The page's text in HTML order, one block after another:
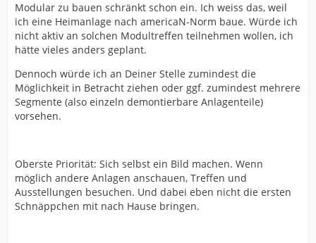
Modular zu bauen schränkt schon ein. Ich weiss das, weil
ich eine Heimanlage nach americaN-Norm baue. Würde ich
nicht aktiv an solchen Modultreffen teilnehmen wollen, ich
hätte vieles anders geplant.
Dennoch würde ich an Deiner Stelle zumindest die
Möglichkeit in Betracht ziehen oder ggf. zumindest mehrere
Segmente (also einzeln demontierbare Anlagenteile)
vorsehen.
Oberste Priorität: Sich selbst ein Bild machen. Wenn
möglich andere Anlagen anschauen, Treffen und
Ausstellungen besuchen. Und dabei eben nicht die ersten
Schnäppchen mit nach Hause bringen.